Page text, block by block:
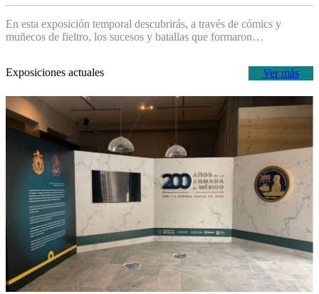
En esta exposición temporal descubrirás, a través de cómics y
muñecos de fieltro, los sucesos y batallas que formaron…
Ver más
Exposiciones actuales